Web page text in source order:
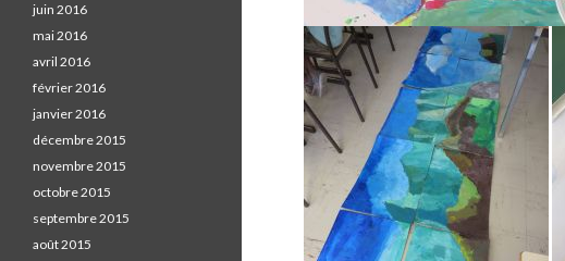
juin 2016
mai 2016
avril 2016
février 2016
janvier 2016
décembre 2015
novembre 2015
octobre 2015
septembre 2015
août 2015